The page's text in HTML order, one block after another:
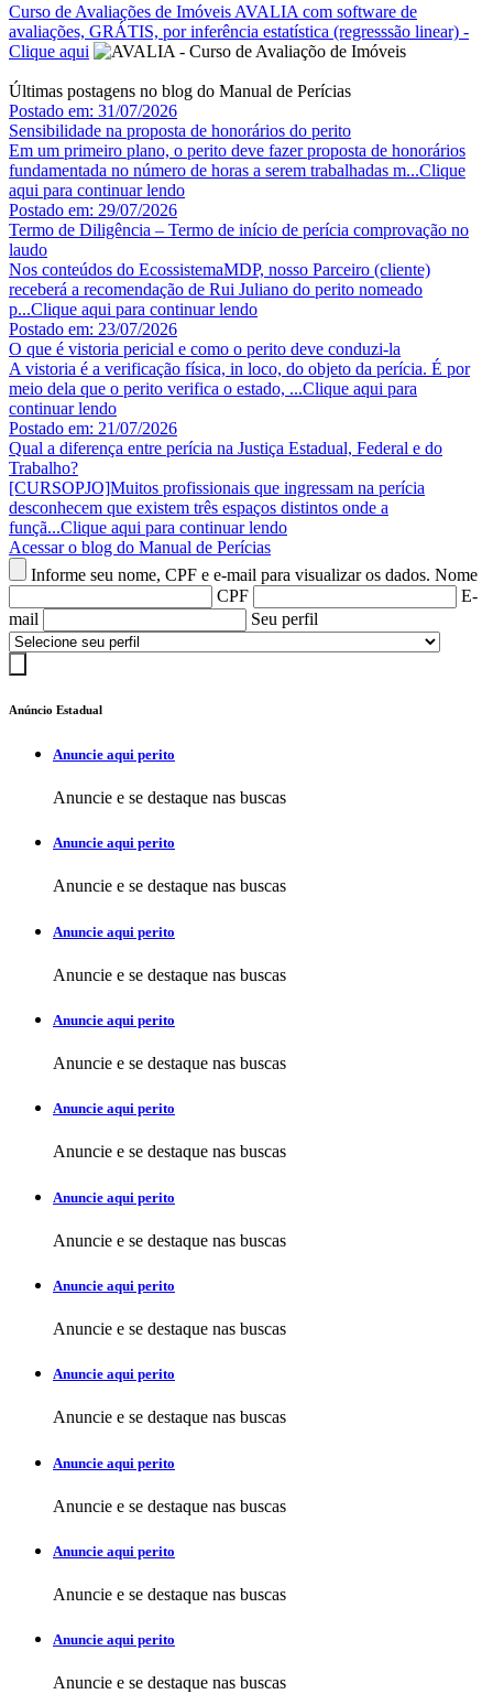
Curso de Avaliações de Imóveis AVALIA com software de
avaliações, GRÁTIS, por inferência estatística (regresssão linear) -
Clique aqui
Últimas postagens no blog do Manual de Perícias
Postado em: 31/07/2026
Sensibilidade na proposta de honorários do perito
Em um primeiro plano, o perito deve fazer proposta de honorários
fundamentada no número de horas a serem trabalhadas m...Clique
aqui para continuar lendo
Postado em: 29/07/2026
Termo de Diligência – Termo de início de perícia comprovação no
laudo
Nos conteúdos do EcossistemaMDP, nosso Parceiro (cliente)
receberá a recomendação de Rui Juliano do perito nomeado
p...Clique aqui para continuar lendo
Postado em: 23/07/2026
O que é vistoria pericial e como o perito deve conduzi-la
A vistoria é a verificação física, in loco, do objeto da perícia. É por
meio dela que o perito verifica o estado, ...Clique aqui para
continuar lendo
Postado em: 21/07/2026
Qual a diferença entre perícia na Justiça Estadual, Federal e do
Trabalho?
[CURSOPJO]Muitos profissionais que ingressam na perícia
desconhecem que existem três espaços distintos onde a
funçã...Clique aqui para continuar lendo
Acessar o blog do Manual de Perícias
Informe seu nome, CPF e e-mail para visualizar os dados. Nome
CPF
E-
mail
Seu perfil
Anúncio Estadual
Anuncie aqui perito
Anuncie e se destaque nas buscas
Anuncie aqui perito
Anuncie e se destaque nas buscas
Anuncie aqui perito
Anuncie e se destaque nas buscas
Anuncie aqui perito
Anuncie e se destaque nas buscas
Anuncie aqui perito
Anuncie e se destaque nas buscas
Anuncie aqui perito
Anuncie e se destaque nas buscas
Anuncie aqui perito
Anuncie e se destaque nas buscas
Anuncie aqui perito
Anuncie e se destaque nas buscas
Anuncie aqui perito
Anuncie e se destaque nas buscas
Anuncie aqui perito
Anuncie e se destaque nas buscas
Anuncie aqui perito
Anuncie e se destaque nas buscas